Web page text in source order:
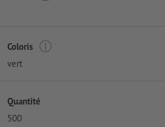
Coloris
vert
Quantité
500